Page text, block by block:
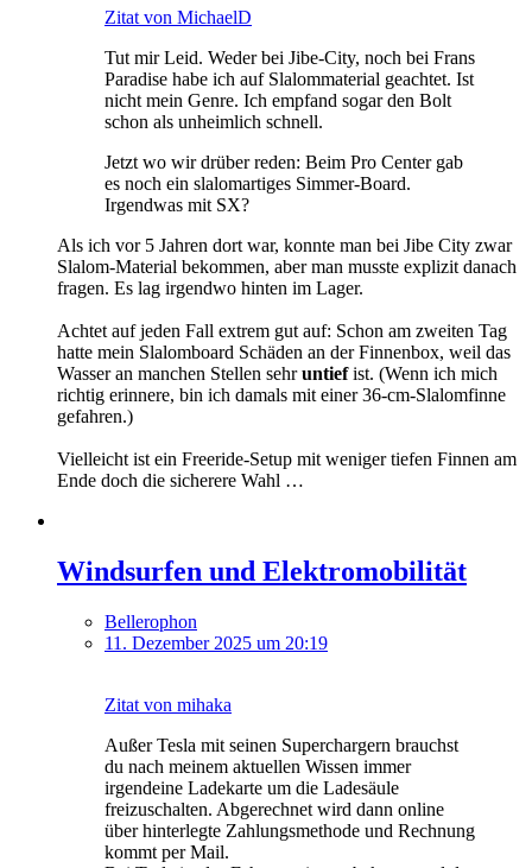
Zitat von MichaelD
Tut mir Leid. Weder bei Jibe-City, noch bei Frans
Paradise habe ich auf Slalommaterial geachtet. Ist
nicht mein Genre. Ich empfand sogar den Bolt
schon als unheimlich schnell.
Jetzt wo wir drüber reden: Beim Pro Center gab
es noch ein slalomartiges Simmer-Board.
Irgendwas mit SX?
Als ich vor 5 Jahren dort war, konnte man bei Jibe City zwar
Slalom-Material bekommen, aber man musste explizit danach
fragen. Es lag irgendwo hinten im Lager.
Achtet auf jeden Fall extrem gut auf: Schon am zweiten Tag
hatte mein Slalomboard Schäden an der Finnenbox, weil das
Wasser an manchen Stellen sehruntiefist. (Wenn ich mich
richtig erinnere, bin ich damals mit einer 36-cm-Slalomfinne
gefahren.)
Vielleicht ist ein Freeride-Setup mit weniger tiefen Finnen am
Ende doch die sicherere Wahl …
Windsurfen und Elektromobilität
Bellerophon
11. Dezember 2025 um 20:19
Zitat von mihaka
Außer Tesla mit seinen Superchargern brauchst
du nach meinem aktuellen Wissen immer
irgendeine Ladekarte um die Ladesäule
freizuschalten. Abgerechnet wird dann online
über hinterlegte Zahlungsmethode und Rechnung
kommt per Mail.